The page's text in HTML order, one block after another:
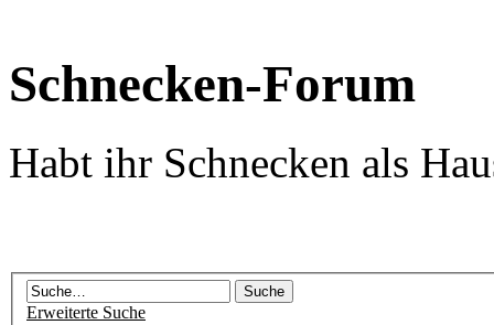
Schnecken-Forum
Habt ihr Schnecken als
Erweiterte Suche